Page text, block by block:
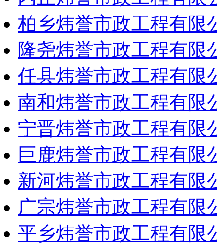
柏乡炜誉市政工程有限
隆尧炜誉市政工程有限
任县炜誉市政工程有限
南和炜誉市政工程有限
宁晋炜誉市政工程有限
巨鹿炜誉市政工程有限
新河炜誉市政工程有限
广宗炜誉市政工程有限
平乡炜誉市政工程有限